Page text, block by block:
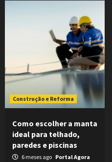
Construção e Reforma
Como escolher a manta
ideal para telhado,
paredes e piscinas
6 meses ago Portal Agora